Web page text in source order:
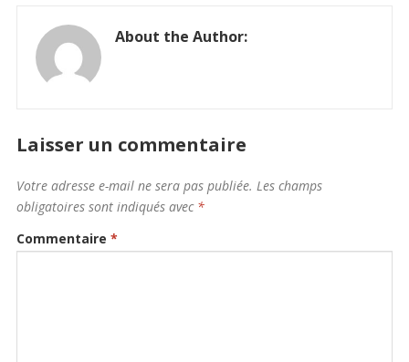
About the Author:
Laisser un commentaire
Votre adresse e-mail ne sera pas publiée. Les champs
obligatoires sont indiqués avec *
Commentaire *